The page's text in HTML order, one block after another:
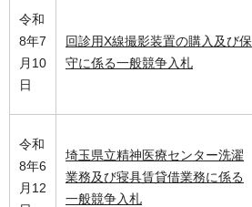
令和
8年7
月10
日
回診用X線撮影装置の購入及び保
守に係る一般競争入札
令和
8年6
月12
埼玉県立精神医療センター洗濯
業務及び寝具賃貸借業務に係る
一般競争入札